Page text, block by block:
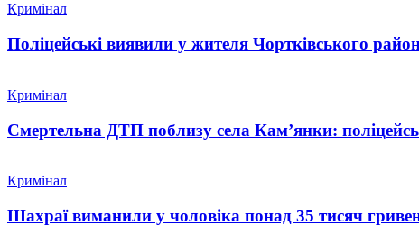
Кримінал
Поліцейські виявили у жителя Чортківського
Кримінал
Смертельна ДТП поблизу села Кам’янки:
Кримінал
Шахраї виманили у чоловіка понад 35 тисяч